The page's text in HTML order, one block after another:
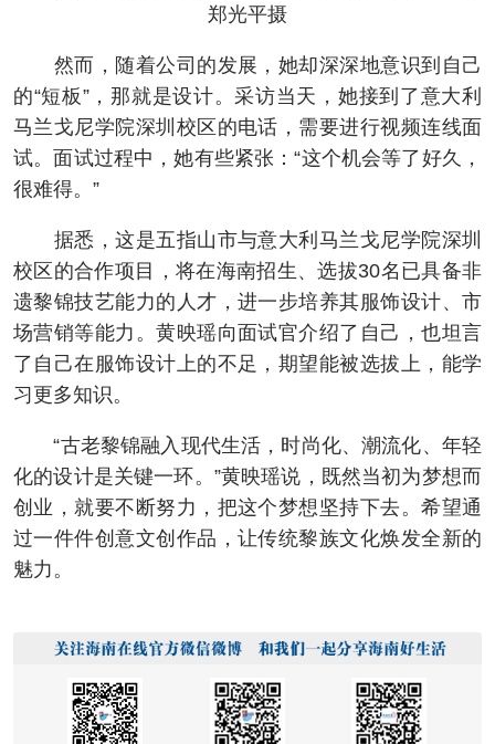
郑光平摄
然而，随着公司的发展，她却深深地意识到自己
的“短板”，那就是设计。采访当天，她接到了意大利
马兰戈尼学院深圳校区的电话，需要进行视频连线面
试。面试过程中，她有些紧张：“这个机会等了好久，
很难得。”
据悉，这是五指山市与意大利马兰戈尼学院深圳
校区的合作项目，将在海南招生、选拔30名已具备非
遗黎锦技艺能力的人才，进一步培养其服饰设计、市
场营销等能力。黄映瑶向面试官介绍了自己，也坦言
了自己在服饰设计上的不足，期望能被选拔上，能学
习更多知识。
“古老黎锦融入现代生活，时尚化、潮流化、年轻
化的设计是关键一环。”黄映瑶说，既然当初为梦想而
创业，就要不断努力，把这个梦想坚持下去。希望通
过一件件创意文创作品，让传统黎族文化焕发全新的
魅力。